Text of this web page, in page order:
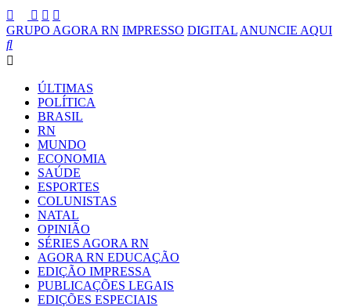
GRUPO AGORA RN IMPRESSO DIGITAL ANUNCIE AQUI
ÚLTIMAS
POLÍTICA
BRASIL
RN
MUNDO
ECONOMIA
SAÚDE
ESPORTES
COLUNISTAS
NATAL
OPINIÃO
SÉRIES AGORA RN
AGORA RN EDUCAÇÃO
EDIÇÃO IMPRESSA
PUBLICAÇÕES LEGAIS
EDIÇÕES ESPECIAIS